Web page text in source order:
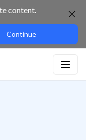
content.
Continue